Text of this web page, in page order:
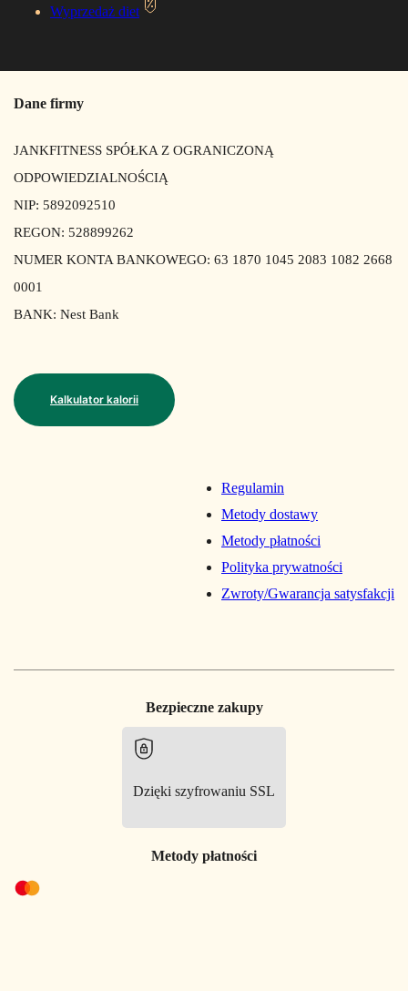
Wyprzedaż diet
Dane firmy
JANKFITNESS SPÓŁKA Z OGRANICZONĄ
ODPOWIEDZIALNOŚCIĄ
NIP: 5892092510
REGON: 528899262
NUMER KONTA BANKOWEGO: 63 1870 1045 2083 1082 2668
0001
BANK: Nest Bank
Kalkulator kalorii
Regulamin
Metody dostawy
Metody płatności
Polityka prywatności
Zwroty/Gwarancja satysfakcji
Bezpieczne zakupy
Dzięki szyfrowaniu SSL
Metody płatności